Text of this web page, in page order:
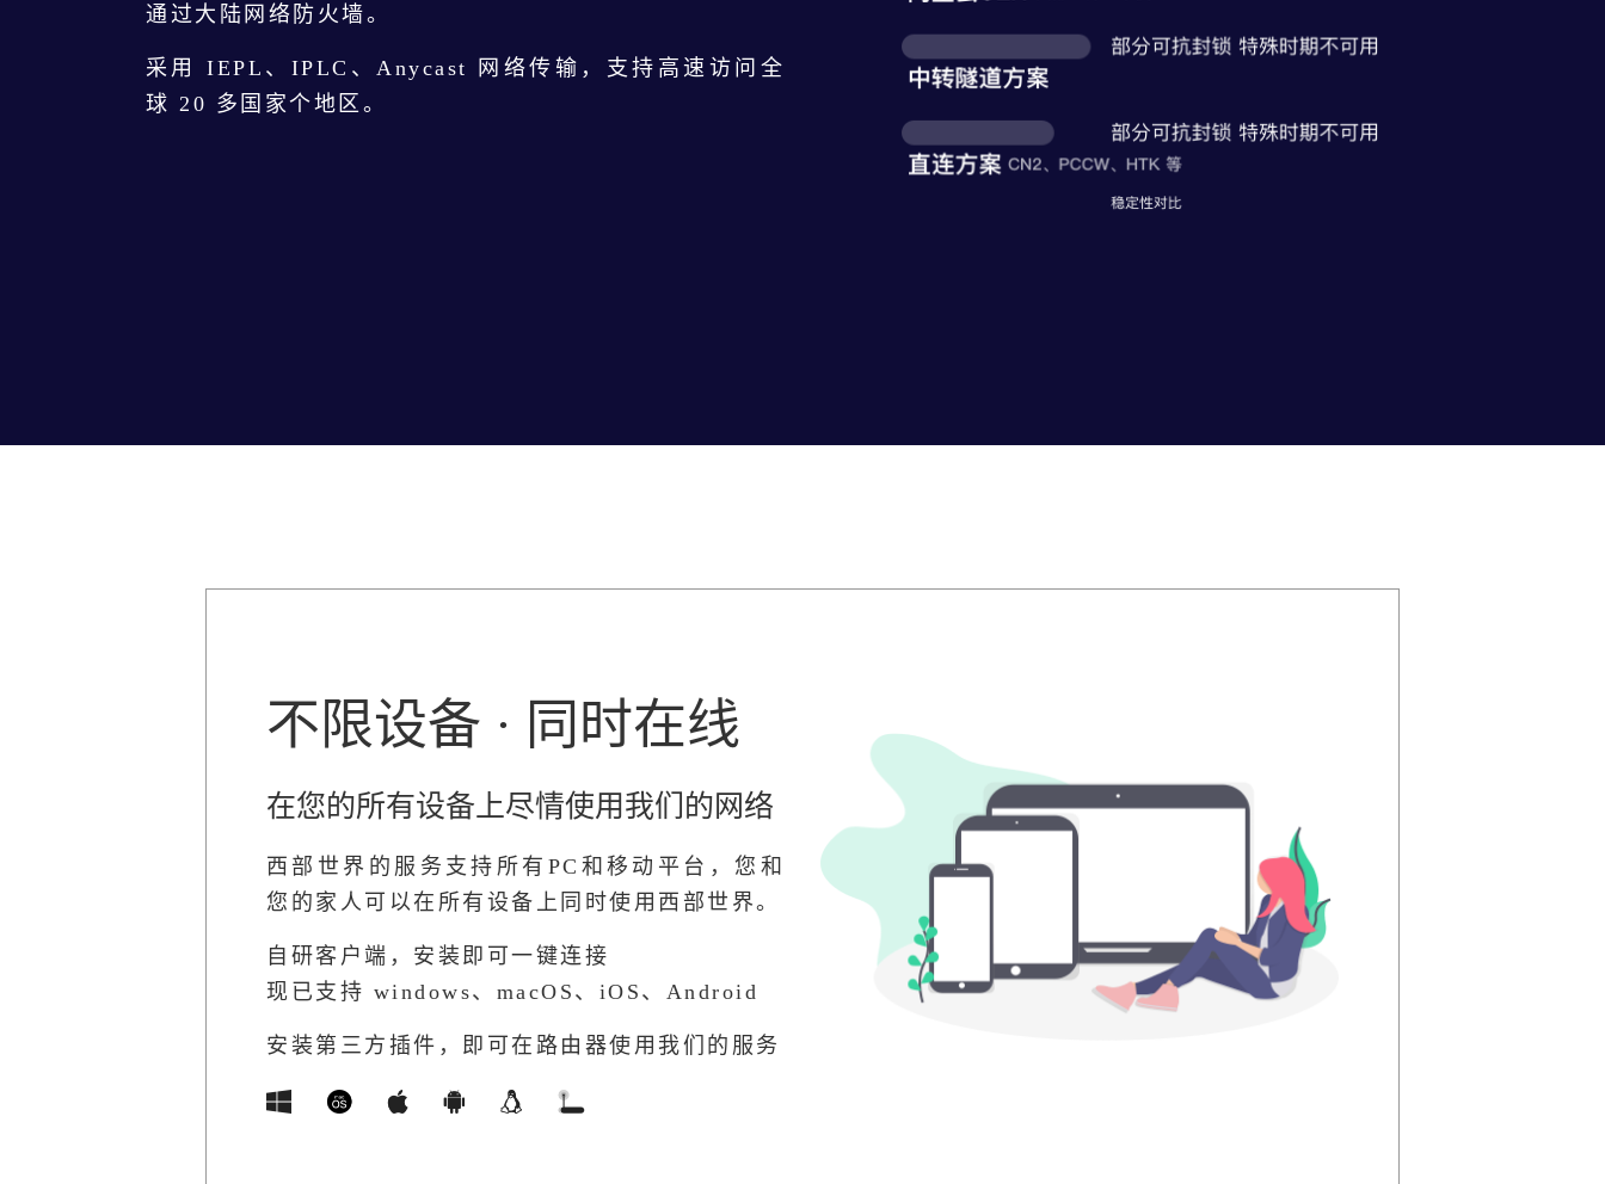
通过大陆网络防火墙。
采用 IEPL、IPLC、Anycast 网络传输，支持高速访问全
球 20 多国家个地区。
不限设备 · 同时在线
在您的所有设备上尽情使用我们的网络
西部世界的服务支持所有PC和移动平台，您和
您的家人可以在所有设备上同时使用西部世界。
自研客户端，安装即可一键连接
现已支持 windows、macOS、iOS、Android
安装第三方插件，即可在路由器使用我们的服务